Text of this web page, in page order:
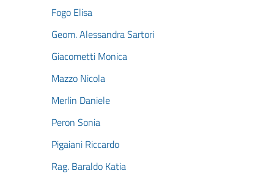
Fogo Elisa
Geom. Alessandra Sartori
Giacometti Monica
Mazzo Nicola
Merlin Daniele
Peron Sonia
Pigaiani Riccardo
Rag. Baraldo Katia